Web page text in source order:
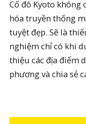
Cố đô Kyoto không
hóa truyền thống
tuyệt đẹp. Sẽ là
nghiệm chỉ có khi
thiệu các địa điểm
phương và chia sẻ